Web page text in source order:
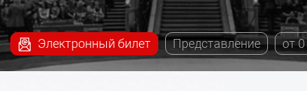
Электронный билет Представление от